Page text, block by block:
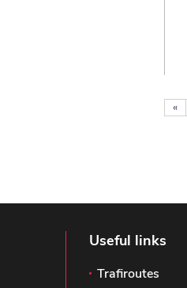
«
Useful links
Trafiroutes